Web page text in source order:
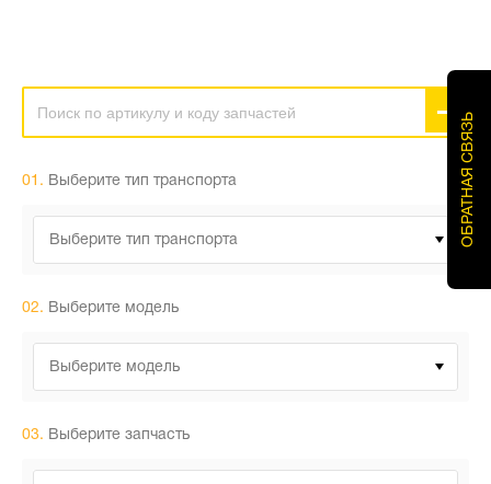
01. Выберите тип транспорта
Выберите тип транспорта
02. Выберите модель
Выберите модель
03. Выберите запчасть
ОБРАТНАЯ СВЯЗЬ